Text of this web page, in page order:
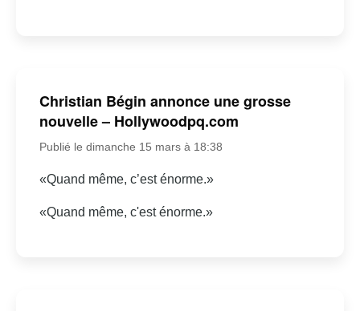
Christian Bégin annonce une grosse
nouvelle – Hollywoodpq.com
Publié le dimanche 15 mars à 18:38
«Quand même, c’est énorme.»
«Quand même, c'est énorme.»